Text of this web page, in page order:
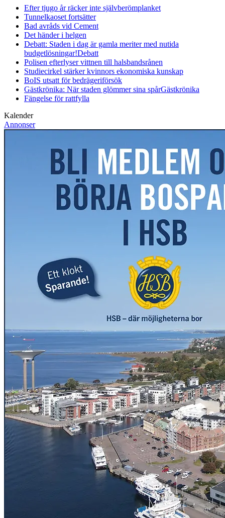
Efter tjugo år räcker inte självberömplanket
Tunnelkaoset fortsätter
Bad avråds vid Cement
Det händer i helgen
Debatt: Staden i dag är gamla meriter med nutida
budgetlösningar!Debatt
Polisen efterlyser vittnen till halsbandsrånen
Studiecirkel stärker kvinnors ekonomiska kunskap
BoIS utsatt för bedrägeriförsök
Gästkrönika: När staden glömmer sina spårGästkrönika
Fängelse för rattfylla
Kalender
Annonser